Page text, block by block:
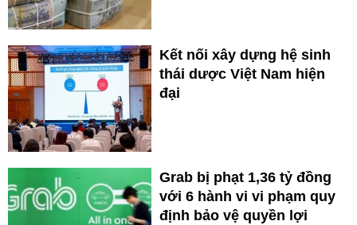
Kết nối xây dựng hệ sinh
thái dược Việt Nam hiện
đại
Grab bị phạt 1,36 tỷ đồng
với 6 hành vi vi phạm quy
định bảo vệ quyền lợi